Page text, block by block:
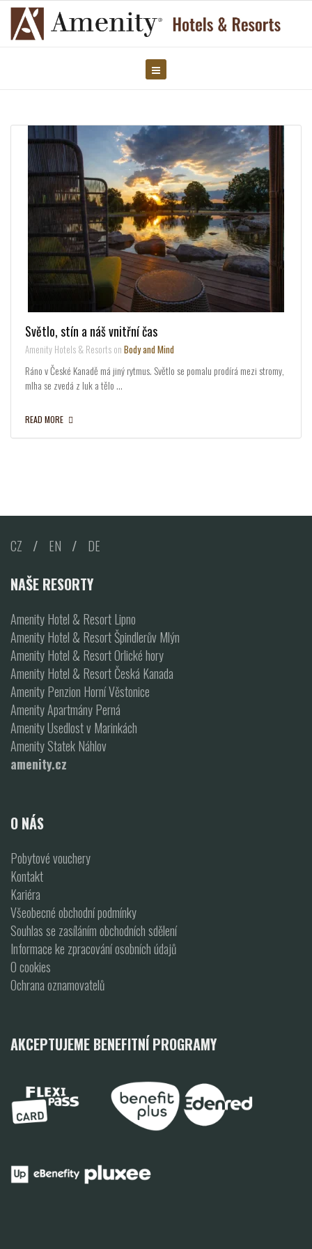
Světlo, stín a náš vnitřní čas
Amenity Hotels & Resorts on Body and Mind
Ráno v České Kanadě má jiný rytmus. Světlo se pomalu prodírá mezi stromy,
mlha se zvedá z luk a tělo …
READ MORE
CZ / EN / DE
NAŠE RESORTY
Amenity Hotel & Resort Lipno
Amenity Hotel & Resort Špindlerův Mlýn
Amenity Hotel & Resort Orlické hory
Amenity Hotel & Resort Česká Kanada
Amenity Penzion Horní Věstonice
Amenity Apartmány Perná
Amenity Usedlost v Marinkách
Amenity Statek Náhlov
amenity.cz
O NÁS
Pobytové vouchery
Kontakt
Kariéra
Všeobecné obchodní podmínky
Souhlas se zasíláním obchodních sdělení
Informace ke zpracování osobních údajů
O cookies
Ochrana oznamovatelů
AKCEPTUJEME BENEFITNÍ PROGRAMY